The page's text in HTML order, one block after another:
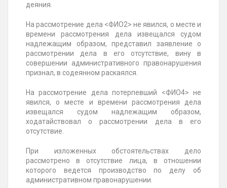
деяния.
На рассмотрение дела <ФИО2> не явился, о месте и
времени рассмотрения дела извещался судом
надлежащим образом, представил заявление о
рассмотрении дела в его отсутствие, вину в
совершении административного правонарушения
признал, в содеянном раскаялся.
На рассмотрение дела потерпевший <ФИО4> не
явился, о месте и времени рассмотрения дела
извещался судом надлежащим образом,
ходатайствовал о рассмотрении дела в его
отсутствие.
При изложенных обстоятельствах дело
рассмотрено в отсутствие лица, в отношении
которого ведется производство по делу об
административном правонарушении.